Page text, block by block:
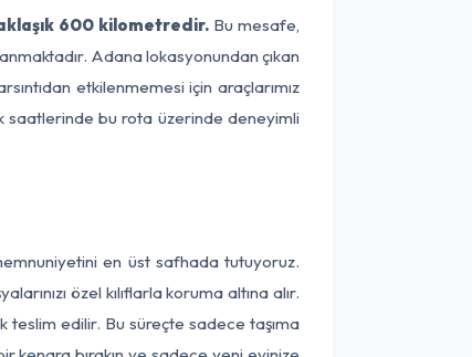
600 kilometredir.Bu mesafe,
Adana lokasyonundan çıkan
etkilenmemesi için araçlarımız
saatlerinde bu rota üzerinde deneyimli
en üst safhada tutuyoruz.
özel kılıflarla koruma altına alır.
teslim edilir. Bu süreçte sadece taşıma